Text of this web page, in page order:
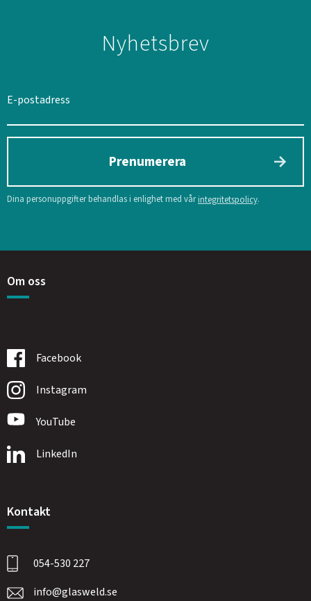
Nyhetsbrev
Prenumerera
Dina personuppgifter behandlas i enlighet med vårintegritetspolicy.
Om oss
Facebook
Instagram
YouTube
LinkedIn
Kontakt
054-530 227
info@glasweld.se